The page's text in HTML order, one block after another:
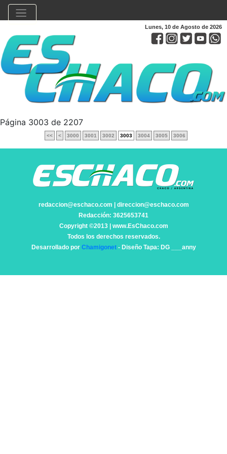
Lunes, 10 de Agosto de 2026
Página 3003 de 2207
<< < 3000 3001 3002 3003 3004 3005 3006
redaccion@eschaco.com | direccion@eschaco.com
Redacción: 3625653741
Copyright ©2013 | www.EsChaco.com
Todos los derechos reservados.
Desarrollado por Chamigonet- Diseño Tapa: DG ___anny